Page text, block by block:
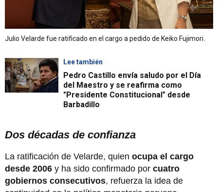
Julio Velarde fue ratificado en el cargo a pedido de Keiko Fujimori.
Lee también
Pedro Castillo envía saludo por el Día
del Maestro y se reafirma como
"Presidente Constitucional" desde
Barbadillo
Dos décadas de confianza
La ratificación de Velarde, quien ocupa el cargo
desde 2006 y ha sido confirmado por cuatro
gobiernos consecutivos, refuerza la idea de